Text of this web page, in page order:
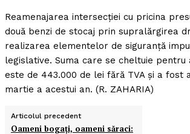
Reamenajarea intersecţiei cu pricina
două benzi de stocaj prin supralărgirea
realizarea elementelor de siguranţă
legislative. Suma care se cheltuie pentru
este de 443.000 de lei fără TVA şi a fost
martie a acestui an. (R. ZAHARIA)
Articolul precedent
Oameni bogaţi, oameni săraci: